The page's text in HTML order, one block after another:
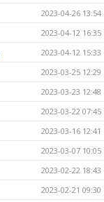
2023-04-26 13:54
2023-04-12 16:35
2023-04-12 15:33
2023-03-25 12:29
2023-03-23 12:48
2023-03-22 07:45
2023-03-16 12:41
2023-03-07 10:05
2023-02-22 18:43
2023-02-21 09:30